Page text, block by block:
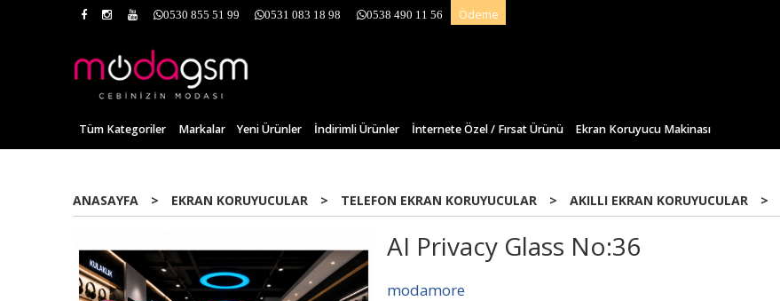
0530 855 51 99 0531 083 18 98 0538 490 11 56 Ödeme
Tüm Kategoriler Markalar Yeni Ürünler İndirimli Ürünler İnternete Özel / Fırsat Ürünü Ekran Koruyucu Makinası
ANASAYFA > EKRAN KORUYUCULAR > TELEFON EKRAN KORUYUCULAR > AKILLI EKRAN KORUYUCULAR >
AI Privacy Glass No:36
modamore